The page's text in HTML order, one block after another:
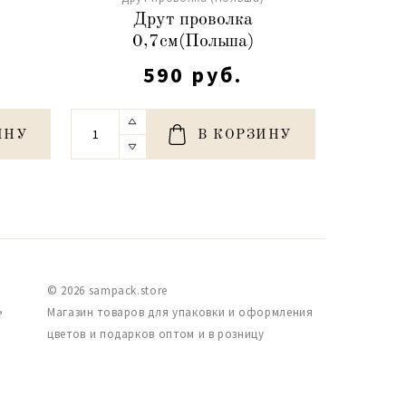
Друт проволка
0,7см(Польша)
590 руб.
В КОРЗИНУ
© 2026 sampack.store
Магазин товаров для упаковки и оформления
цветов и подарков оптом и в розницу